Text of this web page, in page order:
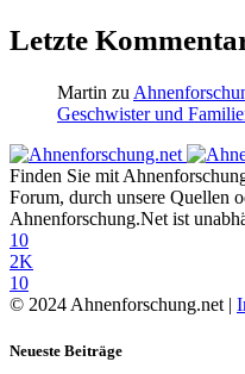
Letzte
Martin zu
Geschwister und
Finden Sie mit
Forum, durch unsere Quellen
Ahnenforschung.Net ist
10
2K
10
© 2024 Ahnenforschung.net |
Neueste Beiträge